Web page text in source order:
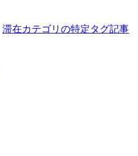
滞在カテゴリの特定タグ記事